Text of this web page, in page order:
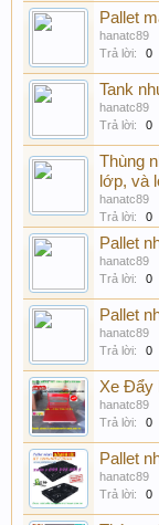
Pallet
hanatc89
Trả lời:
0
Tank
hanatc89
Trả lời:
0
Thùng
lớp, và
hanatc89
Trả lời:
0
Pallet
hanatc89
Trả lời:
0
Pallet
hanatc89
Trả lời:
0
Xe Đẩy
hanatc89
Trả lời:
0
Pallet
hanatc89
Trả lời:
0